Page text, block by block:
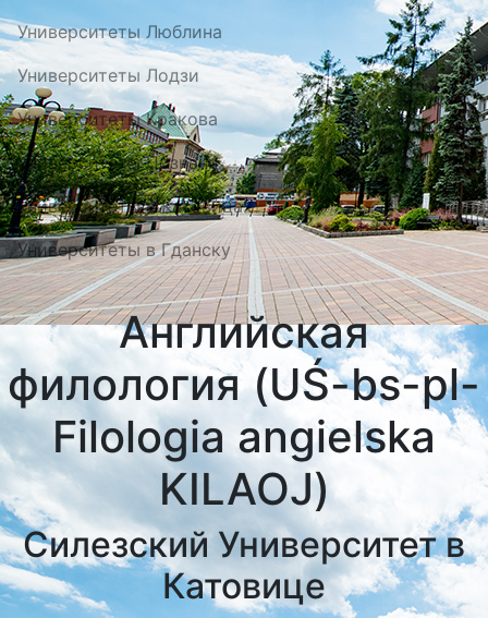
Университеты Люблина
Университеты Лодзи
Университеты Кракова
Университеты Познани
Университеты в Катовицах
Университеты в Гданску
Английская
филология (UŚ-bs-pl-
Filologia angielska
KILAOJ)
Силезский Университет в
Катовице